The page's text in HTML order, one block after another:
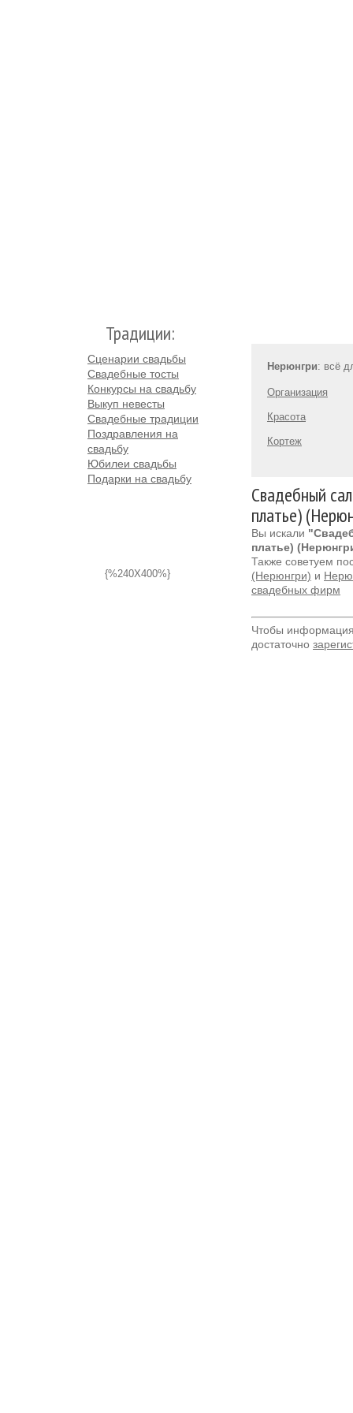
Традиции:
Сценарии свадьбы
Свадебные тосты
Конкурсы на свадьбу
Выкуп невесты
Свадебные традиции
Поздравления на
свадьбу
Юбилеи свадьбы
Подарки на свадьбу
{%240X400%}
Нерюнгри: всё
Организация
Красота
Кортеж
Свадебный
платье)
Вы искали
платье)
Также советуем
(Нерюнгри) и
свадебных фирм
Чтобы
достаточно